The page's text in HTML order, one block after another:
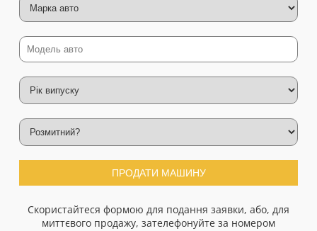
ПРОДАТИ МАШИНУ
Скористайтеся формою для подання заявки, або, для
миттєвого продажу, зателефонуйте за номером